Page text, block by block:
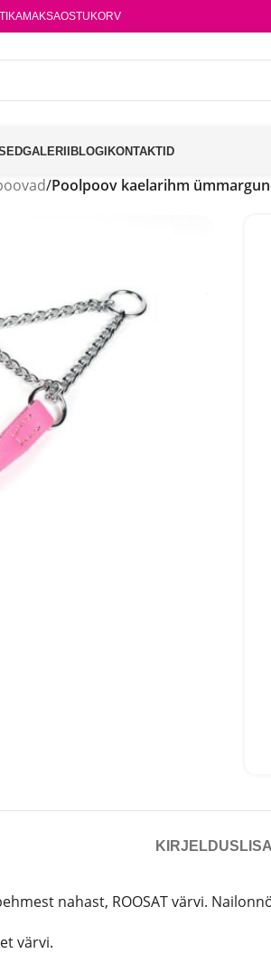
MAKSAOSTUKORV
GALERIIBLOGIKONTAKTID
/Poolpoov kaelarihm
KIRJELDUS
nahast, ROOSAT värvi.
värvi.